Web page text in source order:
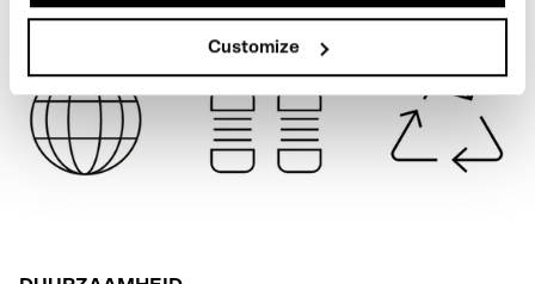
Customize